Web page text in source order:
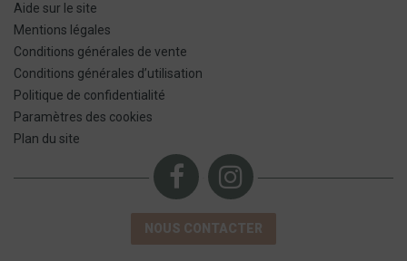
Aide sur le site
Mentions légales
Conditions générales de vente
Conditions générales d’utilisation
Politique de confidentialité
Paramètres des cookies
Plan du site
NOUS CONTACTER